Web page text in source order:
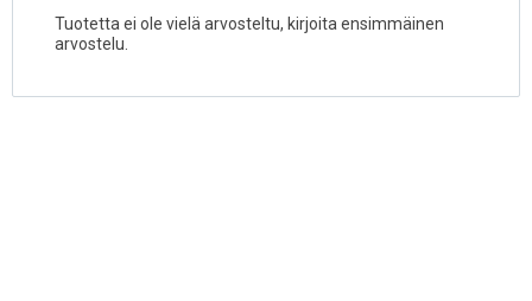
Tuotetta ei ole vielä arvosteltu, kirjoita ensimmäinen
arvostelu.